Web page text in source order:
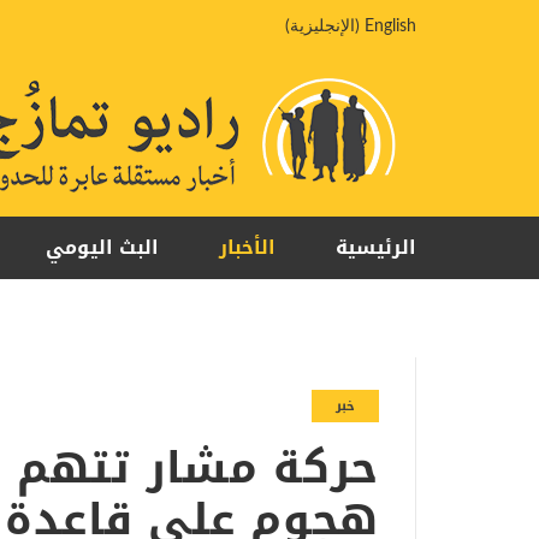
English
( الإنجليزية)
الرئيسية الأخبار البث اليومي
خبر
حركة مشار
هجوم على قاعدة